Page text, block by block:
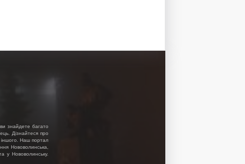
знайдете багато
Дізнайтеся про
іншого. Наш портал
Нововолинська,
у Нововолинську.